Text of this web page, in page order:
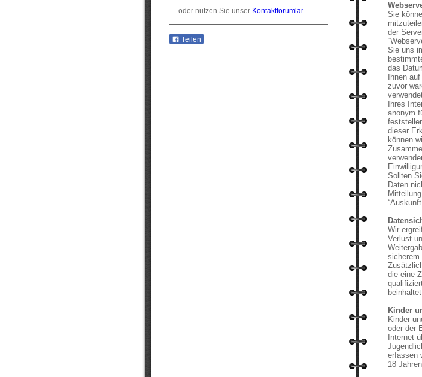
oder nutzen Sie unser Kontaktforumlar.
Teilen
Sie
der
Sie uns
das
Ihnen
zuvor
Ihres
anonym
dieser
können
Sollten
Daten
Wir
Verlust
sicherem
die eine
Kinder
Kinder
oder der
Internet
erfassen
18